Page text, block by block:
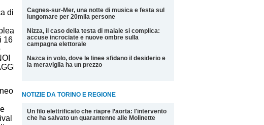
Cagnes-sur-Mer, una notte di musica e festa sul
lungomare per 20mila persone
Nizza, il caso della testa di maiale si complica:
accuse incrociate e nuove ombre sulla
campagna elettorale
Nazca in volo, dove le linee sfidano il desiderio e
la meraviglia ha un prezzo
NOTIZIE DA TORINO E REGIONE
Un filo elettrificato che riapre l’aorta: l'intervento
che ha salvato un quarantenne alle Molinette